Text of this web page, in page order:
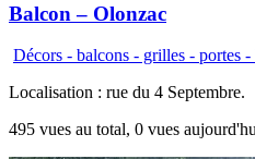
Balcon – Olonzac
Décors - balcons - grilles - portes
Localisation : rue du 4 Septembre.
495 vues au total, 0 vues